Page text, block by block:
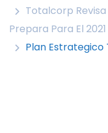
Totalcorp Revisa
Prepara Para El 2021
Plan